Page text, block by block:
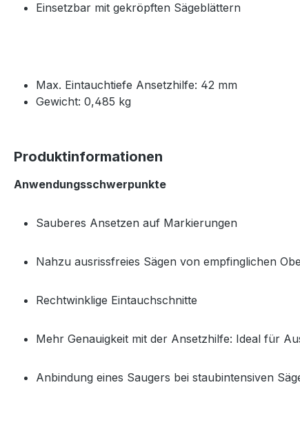
Einsetzbar mit gekröpften Sägeblättern
Max. Eintauchtiefe Ansetzhilfe: 42 mm
Gewicht: 0,485 kg
Produktinformationen
Anwendungsschwerpunkte
Sauberes Ansetzen auf Markierungen
Nahzu ausrissfreies Sägen von empfinglichen
Rechtwinklige Eintauchschnitte
Mehr Genauigkeit mit der Ansetzhilfe: Ideal für
Anbindung eines Saugers bei staubintensiven